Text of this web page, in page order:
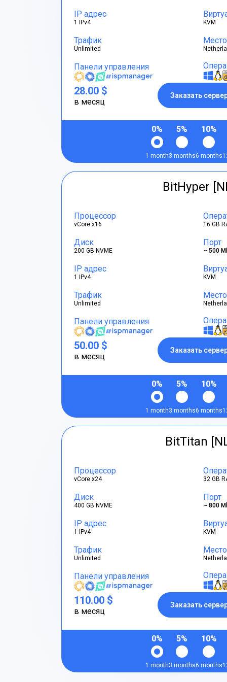
IP адрес
1 IPv4 KVM
Трафик
Unlimited
Панели управления
28.00 $
в месяц
Заказать
0%
1 month
5%
3 months
10%
6 months
BitHyper
Процессор
vCore x16 16 GB
Диск
200 GB NVME
Порт
~ 500
IP адрес
1 IPv4 KVM
Трафик
Unlimited
Панели управления
50.00 $
в месяц
Заказать
0%
1 month
5%
3 months
10%
6 months
BitTitan
Процессор
vCore x24 32 GB
Диск
400 GB NVME
Порт
~ 800
IP адрес
1 IPv4 KVM
Трафик
Unlimited
Панели управления
110.00 $
в месяц
Заказать
0%
1 month
5%
3 months
10%
6 months